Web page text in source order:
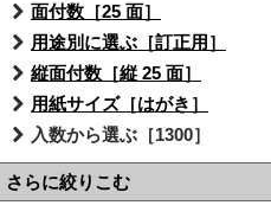
面付数［25 面］
用途別に選ぶ［訂正用］
縦面付数［縦 25 面］
用紙サイズ［はがき］
入数から選ぶ［1300］
さらに絞りこむ